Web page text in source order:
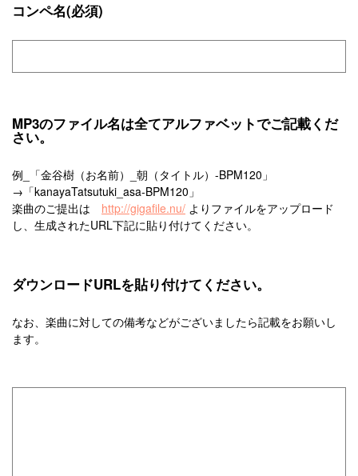
コンペ名(必須)
MP3のファイル名は全てアルファベットでご記載くだ
さい。
例_「金谷樹（お名前）_朝（タイトル）-BPM120」
→「kanayaTatsutuki_asa-BPM120」
楽曲のご提出は http://gigafile.nu/ よりファイルをアップロード
し、生成されたURL下記に貼り付けてください。
ダウンロードURLを貼り付けてください。
なお、楽曲に対しての備考などがございましたら記載をお願いし
ます。